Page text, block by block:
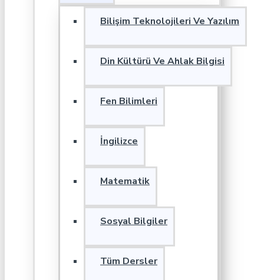
Bilişim Teknolojileri Ve Yazılım
Din Kültürü Ve Ahlak Bilgisi
Fen Bilimleri
İngilizce
Matematik
Sosyal Bilgiler
Tüm Dersler